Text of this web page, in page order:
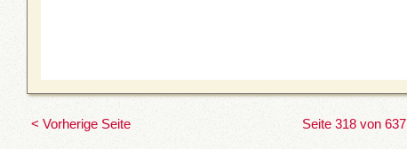
< Vorherige Seite Seite 318 von 637